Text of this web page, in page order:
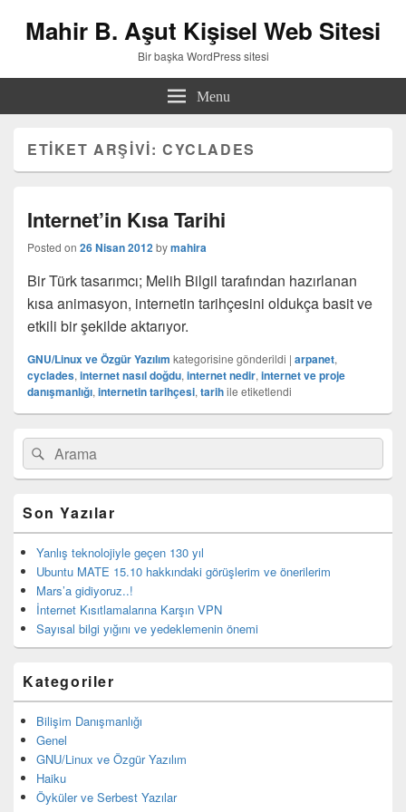
Mahir B. Aşut Kişisel Web Sitesi
Bir başka WordPress sitesi
Menu
ETIKET ARŞIVI:CYCLADES
Internet’in Kısa Tarihi
Posted on 26 Nisan 2012bymahira
Bir Türk tasarımcı; Melih Bilgil tarafından hazırlanan
kısa animasyon, internetin tarihçesini oldukça basit ve
etkili bir şekilde aktarıyor.
GNU/Linux ve Özgür Yazılım kategorisine gönderildi | arpanet,
cyclades, internet nasıl doğdu, internet nedir, internet ve proje
danışmanlığı, internetin tarihçesi, tarihile etiketlendi
Birincil
bar
eklenti
Search
for:
Ara
Son Yazılar
Yanlış teknolojiyle geçen 130 yıl
Ubuntu MATE 15.10 hakkındaki görüşlerim ve önerilerim
Mars’a gidiyoruz..!
İnternet Kısıtlamalarına Karşın VPN
Sayısal bilgi yığını ve yedeklemenin önemi
Kategoriler
Bilişim Danışmanlığı
Genel
GNU/Linux ve Özgür Yazılım
Haiku
Öyküler ve Serbest Yazılar